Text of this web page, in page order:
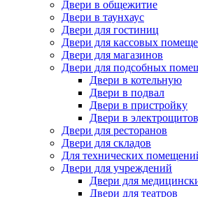
Двери в общежитие
Двери в таунхаус
Двери для гостиниц
Двери для кассовых
Двери для магазинов
Двери для подсобных
Двери в котельную
Двери в подвал
Двери в пристройку
Двери в
Двери для ресторанов
Двери для складов
Для технических
Двери для учреждений
Двери для
Двери для театров